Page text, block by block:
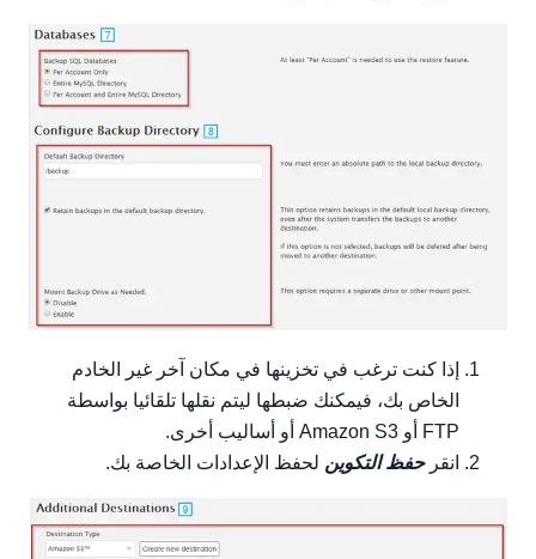
إذا كنت ترغب في تخزينها في مكان آخر غير الخادم
الخاص بك، فيمكنك ضبطها ليتم نقلها تلقائيا بواسطة
FTP أو Amazon S3 أو أساليب أخرى.
انقرحفظ التكوين لحفظ الإعدادات الخاصة بك.